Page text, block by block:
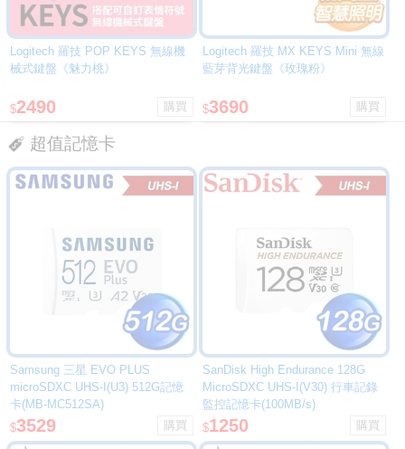
Logitech 羅技 POP KEYS 無線機
械式鍵盤《魅力桃》
$2490
Logitech 羅技 MX KEYS Mini 無線
藍芽背光鍵盤《玫瑰粉》
$3690
超值記憶卡
Samsung 三星 EVO PLUS
microSDXC UHS-I(U3) 512G記憶
卡(MB-MC512SA)
$3529
SanDisk High Endurance 128G
MicroSDXC UHS-I(V30) 行車記錄
監控記憶卡(100MB/s)
$1250